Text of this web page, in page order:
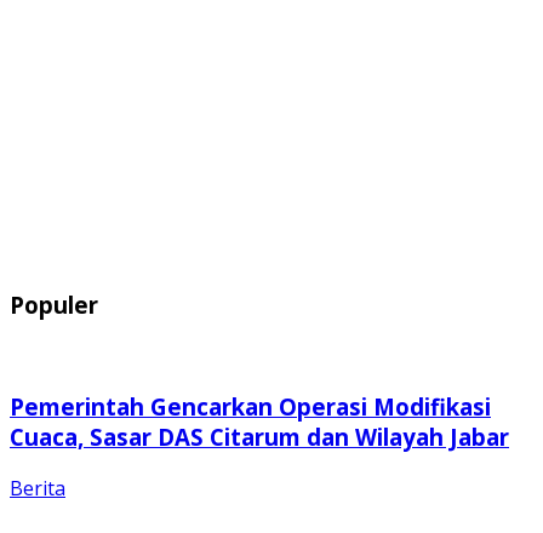
Populer
Pemerintah Gencarkan Operasi Modifikasi
Cuaca, Sasar DAS Citarum dan Wilayah Jabar
Berita